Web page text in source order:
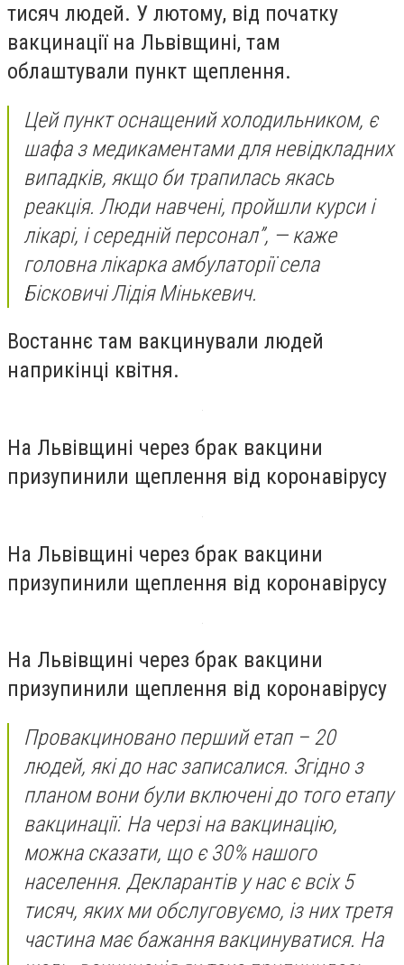
тисяч людей. У лютому, від початку
вакцинації на Львівщині, там
облаштували пункт щеплення.
Цей пункт оснащений холодильником, є
шафа з медикаментами для невідкладних
випадків, якщо би трапилась якась
реакція. Люди навчені, пройшли курси і
лікарі, і середній персонал”, — каже
головна лікарка амбулаторії села
Бісковичі Лідія Мінькевич.
Востаннє там вакцинували людей
наприкінці квітня.
На Львівщині через брак вакцини
призупинили щеплення від коронавірусу
На Львівщині через брак вакцини
призупинили щеплення від коронавірусу
На Львівщині через брак вакцини
призупинили щеплення від коронавірусу
Провакциновано перший етап – 20
людей, які до нас записалися. Згідно з
планом вони були включені до того етапу
вакцинації. На черзі на вакцинацію,
можна сказати, що є 30% нашого
населення. Декларантів у нас є всіх 5
тисяч, яких ми обслуговуємо, із них третя
частина має бажання вакцинуватися. На